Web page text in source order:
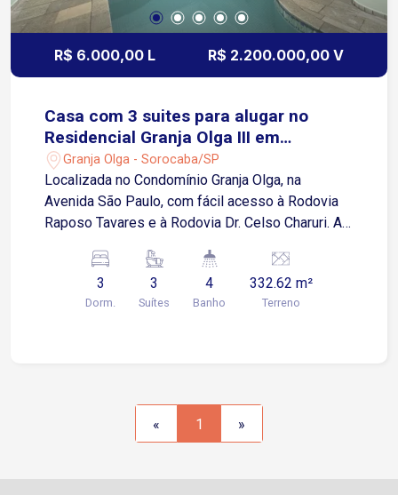
R$ 6.000,00 L R$ 2.200.000,00 V
Casa com 3 suites para alugar no
Residencial Granja Olga III em
Sorocaba/SP
Granja Olga - Sorocaba/SP
Localizada no Condomínio Granja Olga, na
Avenida São Paulo, com fácil acesso à Rodovia
Raposo Tavares e à Rodovia Dr. Celso Charuri. A
shopping centers, supermercados, restaurantes,
escolas, farmácias e diversos comércios e
serviços. Sobre o imóvel: 3 suítes com armários
Espaço gourmet com churrasqueira Forno a lenha
Garagem: 2 vagas cobertas Condomínio oferece:
3
Dorm.
3
Suítes
4
Banho
332.62 m²
Terreno
« 1 »